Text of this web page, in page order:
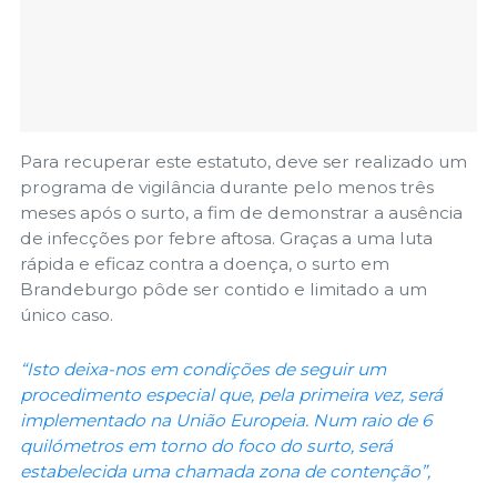
Para recuperar este estatuto, deve ser realizado um
programa de vigilância durante pelo menos três
meses após o surto, a fim de demonstrar a ausência
de infecções por febre aftosa. Graças a uma luta
rápida e eficaz contra a doença, o surto em
Brandeburgo pôde ser contido e limitado a um
único caso.
“Isto deixa-nos em condições de seguir um
procedimento especial que, pela primeira vez, será
implementado na União Europeia. Num raio de 6
quilómetros em torno do foco do surto, será
estabelecida uma chamada zona de contenção”,